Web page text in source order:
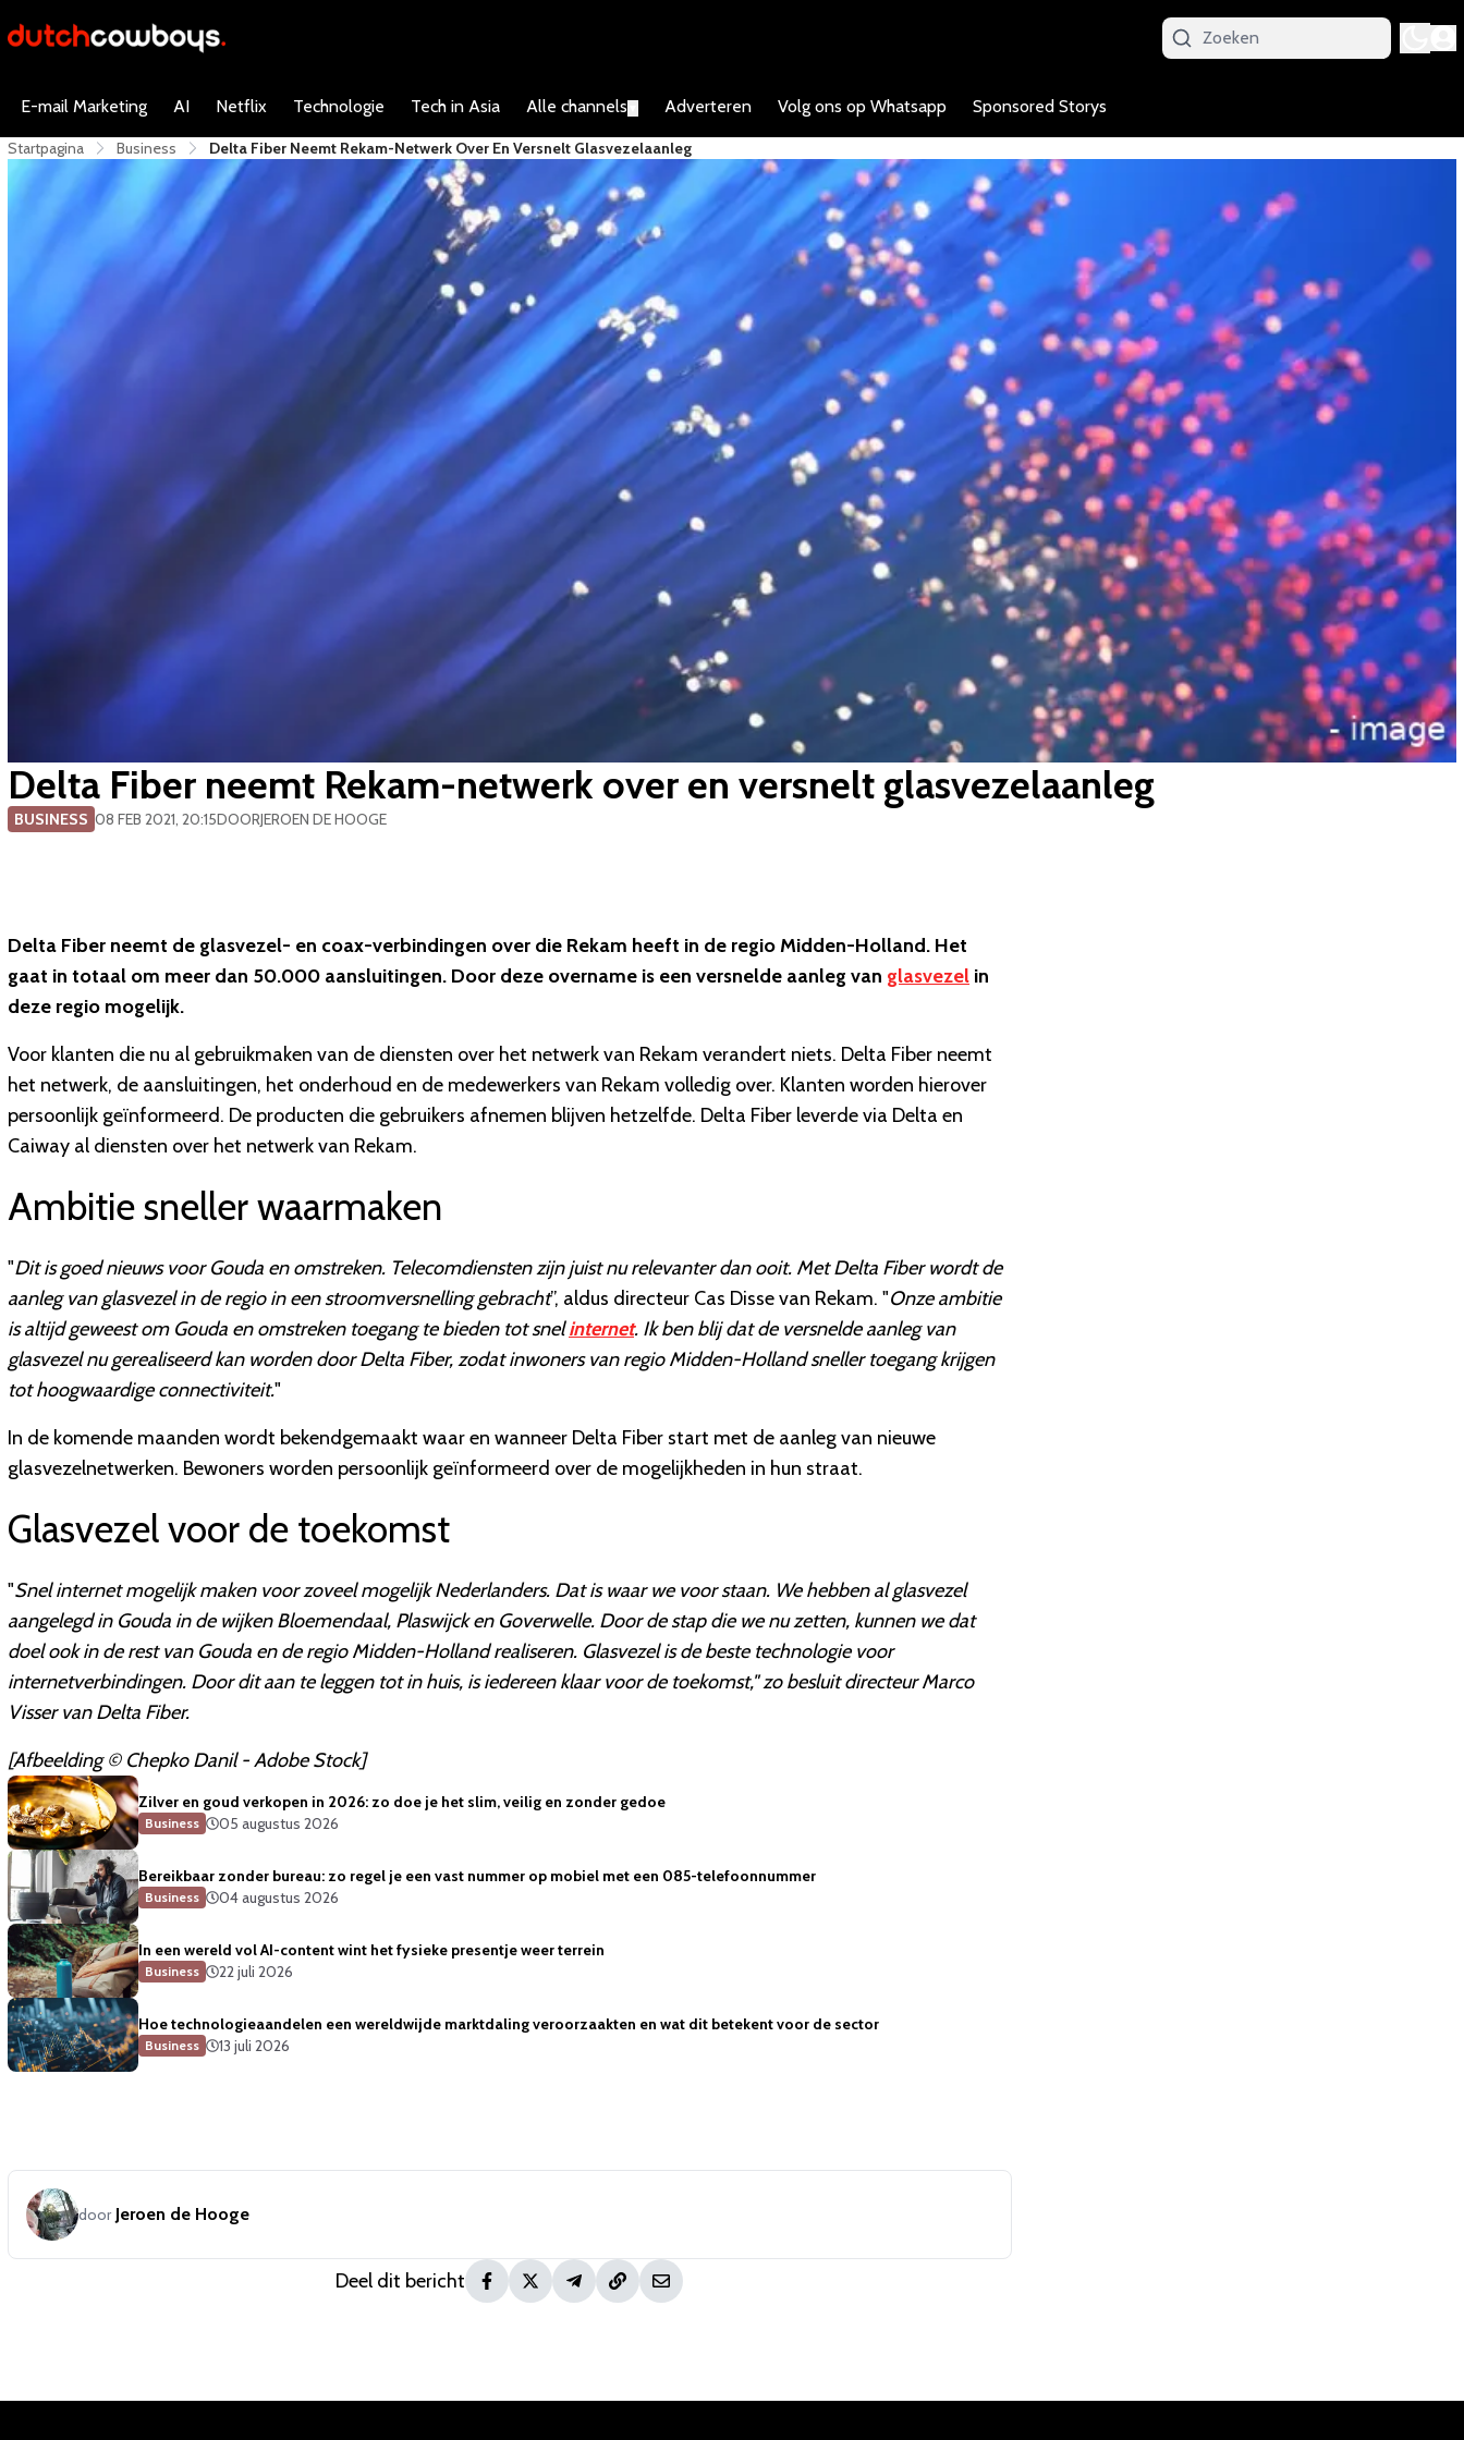
E-mail Marketing AI Netflix Technologie Tech in Asia Alle channels Adverteren Volg ons op Whatsapp Sponsored Storys
Startpagina Business Delta Fiber Neemt Rekam-Netwerk Over En Versnelt Glasvezelaanleg
Delta Fiber neemt Rekam-netwerk over en versnelt glasvezelaanleg
BUSINESS 08 FEB 2021, 20:15DOORJEROEN DE HOOGE
Delta Fiber neemt de glasvezel- en coax-verbindingen over die Rekam heeft in de regio Midden-Holland. Het
gaat in totaal om meer dan 50.000 aansluitingen. Door deze overname is een versnelde aanleg van glasvezel in
deze regio mogelijk.
Voor klanten die nu al gebruikmaken van de diensten over het netwerk van Rekam verandert niets. Delta Fiber neemt
het netwerk, de aansluitingen, het onderhoud en de medewerkers van Rekam volledig over. Klanten worden hierover
persoonlijk geïnformeerd. De producten die gebruikers afnemen blijven hetzelfde. Delta Fiber leverde via Delta en
Caiway al diensten over het netwerk van Rekam.
Ambitie sneller waarmaken
"Dit is goed nieuws voor Gouda en omstreken. Telecomdiensten zijn juist nu relevanter dan ooit. Met Delta Fiber wordt de
aanleg van glasvezel in de regio in een stroomversnelling gebracht”, aldus directeur Cas Disse van Rekam. "Onze ambitie
is altijd geweest om Gouda en omstreken toegang te bieden tot snelinternet. Ik ben blij dat de versnelde aanleg van
glasvezel nu gerealiseerd kan worden door Delta Fiber, zodat inwoners van regio Midden-Holland sneller toegang krijgen
tot hoogwaardige connectiviteit."
In de komende maanden wordt bekendgemaakt waar en wanneer Delta Fiber start met de aanleg van nieuwe
glasvezelnetwerken. Bewoners worden persoonlijk geïnformeerd over de mogelijkheden in hun straat.
Glasvezel voor de toekomst
"Snel internet mogelijk maken voor zoveel mogelijk Nederlanders. Dat is waar we voor staan. We hebben al glasvezel
aangelegd in Gouda in de wijken Bloemendaal, Plaswijck en Goverwelle. Door de stap die we nu zetten, kunnen we dat
doel ook in de rest van Gouda en de regio Midden-Holland realiseren. Glasvezel is de beste technologie voor
internetverbindingen. Door dit aan te leggen tot in huis, is iedereen klaar voor de toekomst," zo besluit directeur Marco
Visser van Delta Fiber.
[Afbeelding © Chepko Danil - Adobe Stock]
Zilver en goud verkopen in 2026: zo doe je het slim, veilig en zonder gedoe
Business 05 augustus 2026
Bereikbaar zonder bureau: zo regel je een vast nummer op mobiel met een 085-telefoonnummer
Business 04 augustus 2026
In een wereld vol AI-content wint het fysieke presentje weer terrein
Business 22 juli 2026
Hoe technologieaandelen een wereldwijde marktdaling veroorzaakten en wat dit betekent voor de sector
Business 13 juli 2026
door Jeroen de Hooge
Deel dit bericht